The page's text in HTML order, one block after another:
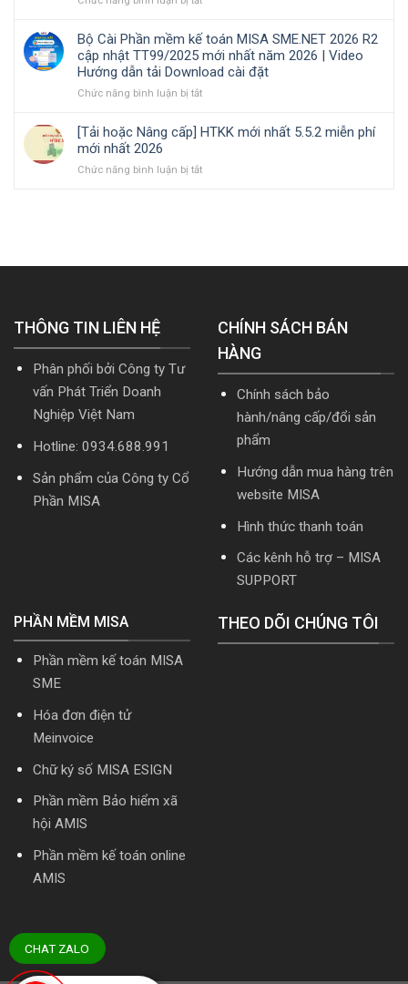
cài
đặt
kinh
doanh,
cá
nhân
kinh
nhật
TT99/2025
mới
nhất
năm
|
Video
dẫn
trong
doanh
nghiệp
xây
lắp
nắm
rõ
giá
phần
mềm
Kế
toán
online
quản
Bộ Cài Phần mềm kế toán MISA SME.NET 2026 R2
cập nhật TT99/2025 mới nhất năm 2026 | Video
Hướng dẫn tải Download cài đặt
Chức năng bình luận bị tắtở
Phần
kế
nhất
2026
Download
[Tải hoặc Nâng cấp] HTKK mới nhất 5.5.2 miễn phí
mới nhất 2026
Chức năng bình luận bị tắtở
nhất
2026
THÔNG TIN LIÊN HỆ
Phân phối bởi Công ty Tư
vấn Phát Triển Doanh
Nghiệp Việt Nam
Hotline: 0934.688.991
Sản phẩm của Công ty Cổ
Phần MISA
CHÍNH SÁCH BÁN
HÀNG
Chính sách bảo
hành/nâng cấp/đổi sản
phẩm
Hướng dẫn mua hàng trên
website MISA
Hình thức thanh toán
Các kênh hỗ trợ – MISA
SUPPORT
PHẦN MỀM MISA
Phần mềm kế toán MISA
SME
Hóa đơn điện tử
Meinvoice
Chữ ký số MISA ESIGN
Phần mềm Bảo hiểm xã
hội AMIS
Phần mềm kế toán online
AMIS
THEO DÕI CHÚNG TÔI
CHAT ZALO